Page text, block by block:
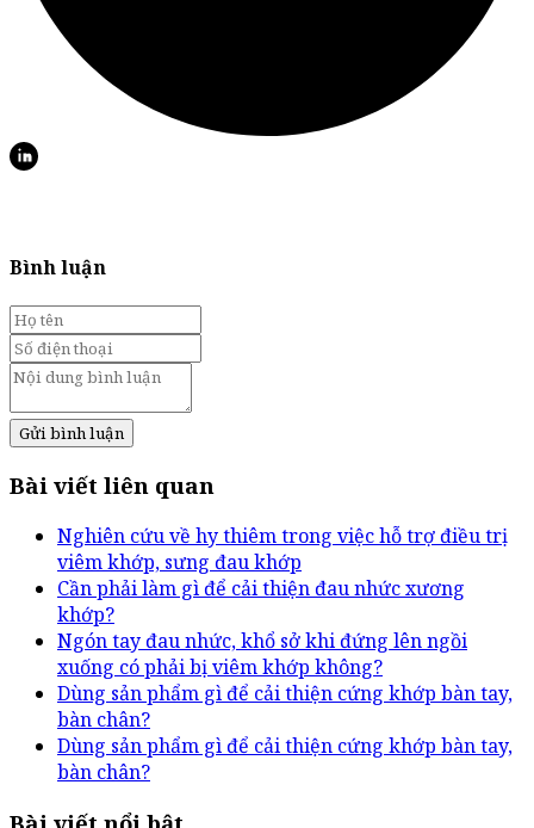
Bình luận
Gửi bình luận
Bài viết liên quan
Nghiên cứu về hy thiêm trong việc hỗ trợ điều trị
viêm khớp, sưng đau khớp
Cần phải làm gì để cải thiện đau nhức xương
khớp?
Ngón tay đau nhức, khổ sở khi đứng lên ngồi
xuống có phải bị viêm khớp không?
Dùng sản phẩm gì để cải thiện cứng khớp bàn tay,
bàn chân?
Dùng sản phẩm gì để cải thiện cứng khớp bàn tay,
bàn chân?